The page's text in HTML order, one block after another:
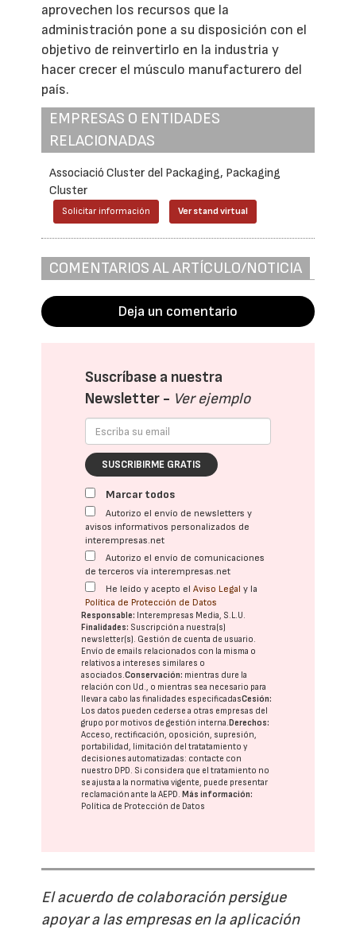
aprovechen los recursos que la
administración pone a su disposición con el
objetivo de reinvertirlo en la industria y
hacer crecer el músculo manufacturero del
país.
EMPRESAS O ENTIDADES
RELACIONADAS
Associació Cluster del Packaging, Packaging
Cluster
Solicitar información Ver stand virtual
COMENTARIOS AL ARTÍCULO/NOTICIA
Deja un comentario
Suscríbase a nuestra
Newsletter - Ver ejemplo
SUSCRIBIRME GRATIS
Marcar todos
Autorizo el envío de newsletters y
avisos informativos personalizados de
interempresas.net
Autorizo el envío de comunicaciones
de terceros vía interempresas.net
He leído y acepto elAviso Legal y la
Política de Protección de Datos
Responsable: Interempresas Media, S.L.U.
Finalidades: Suscripción a nuestra(s)
newsletter(s). Gestión de cuenta de usuario.
Envío de emails relacionados con la misma o
relativos a intereses similares o
asociados.Conservación: mientras dure la
relación con Ud., o mientras sea necesario para
llevar a cabo las finalidades especificadasCesión:
Los datos pueden cederse a otras empresas del
grupo por motivos de gestión interna. Derechos:
Acceso, rectificación, oposición, supresión,
portabilidad, limitación del tratatamiento y
decisiones automatizadas: contacte con
nuestro DPD. Si considera que el tratamiento no
se ajusta a la normativa vigente, puede presentar
reclamación ante laAEPD. Más información:
Política de Protección de Datos
El acuerdo de colaboración persigue
apoyar a las empresas en la aplicación